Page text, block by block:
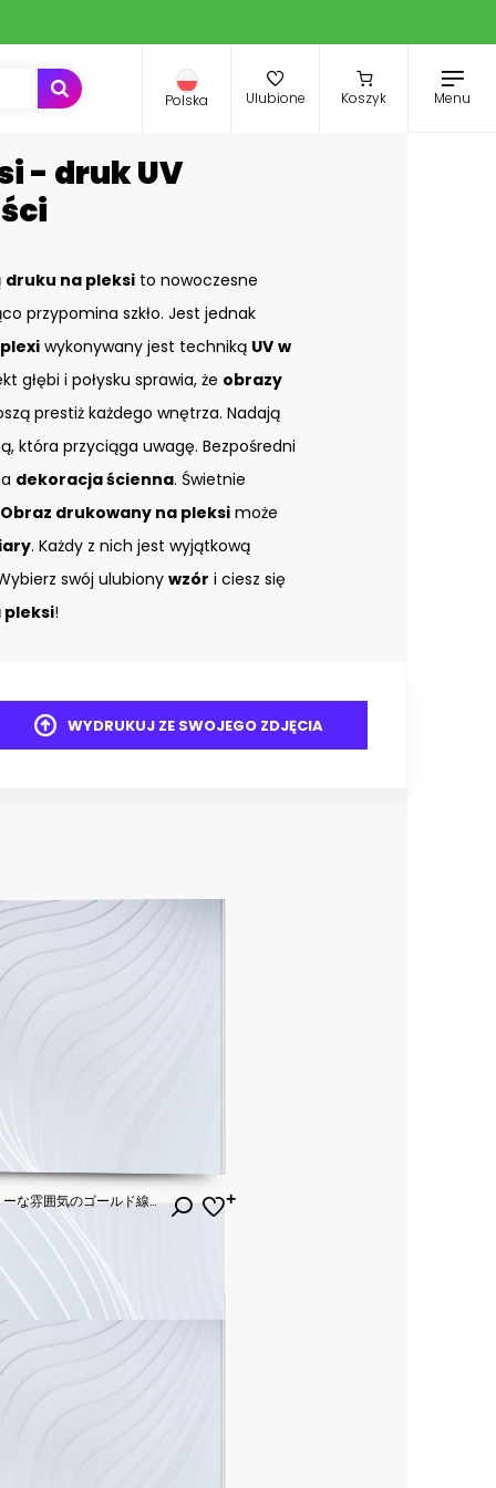
Polska Ulubione Koszyk Menu
- druk UV
druku na pleksi to nowoczesne
przypomina szkło. Jest jednak
wykonywany jest techniką UV w
głębi i połysku sprawia, że obrazy
prestiż każdego wnętrza. Nadają
która przyciąga uwagę. Bezpośredni
dekoracja ścienna. Świetnie
Obraz drukowany na pleksi może
. Każdy z nich jest wyjątkową
swój ulubiony wzór i ciesz się
pleksi!
WYDRUKUJ ZE SWOJEGO ZDJĘCIA
背景にダイヤ模様とラグジュアリーな雰囲気のゴールド線のある帯